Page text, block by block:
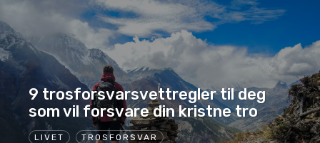
LIVET TROSFORSVAR
9 trosforsvarsvettregler til deg
som vil forsvare din kristne tro